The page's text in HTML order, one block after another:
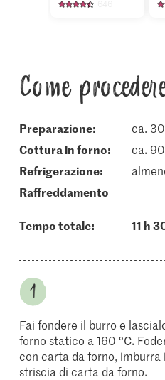
Come
Preparazione:
ca.
cottura in forno:
ca.
refrigerazione:
raffreddamento
Tempo totale: 11 h
Fai fondere il burro e
forno statico a 160 °C.
con carta da forno,
striscia di carta da forno.